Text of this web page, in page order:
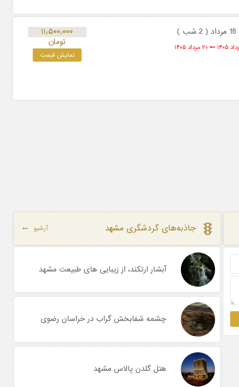
۲۰ مرداد ۱۴۰۵
۱۱٫۵۰۰٫۰۰۰
تومان
نمایش قیمت
جاذبه‌های گردشگری مشهد آرشیو
آبشار ارتکند، از زیبایی های طبیعت مشهد
چشمه شفابخش گراب در خراسان رضوی
هتل گلدن پالاس مشهد